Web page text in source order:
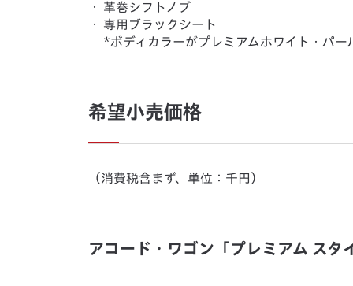
・
革巻シフトノブ
・
専用ブラックシート
*ボディカラーがプレミアムホワイト・パ
希望小売価格
（消費税含まず、単位：千円）
アコード・ワゴン「プレミアム スタ